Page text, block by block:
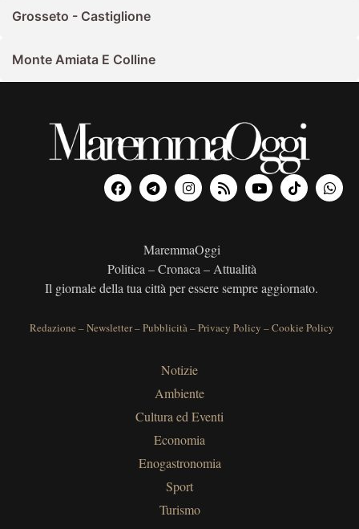
Grosseto - Castiglione
Monte Amiata E Colline
MaremmaOggi
Politica – Cronaca – Attualità
Il giornale della tua città per essere sempre aggiornato.
Redazione –Newsletter–Pubblicità–Privacy Policy –Cookie Policy
Notizie
Ambiente
Cultura ed Eventi
Economia
Enogastronomia
Sport
Turismo